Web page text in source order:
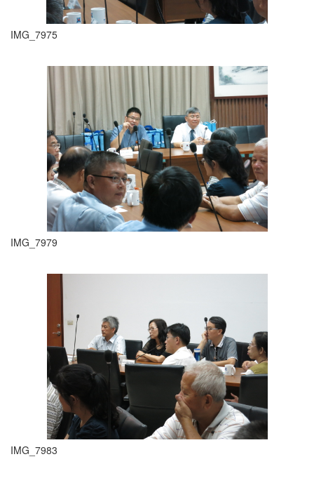
IMG_7975
IMG_7979
IMG_7983